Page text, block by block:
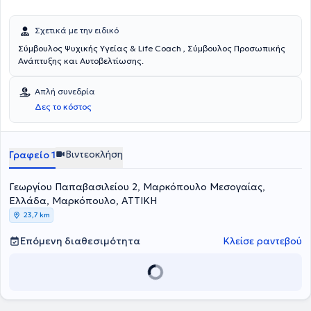
Σχετικά με την ειδικό
Σύμβουλος Ψυχικής Υγείας & Life Coach , Σύμβουλος Προσωπικής
Ανάπτυξης και Αυτοβελτίωσης.
Απλή συνεδρία
Δες το κόστος
Γραφείο 1 Βιντεοκλήση
Γεωργίου Παπαβασιλείου 2, Μαρκόπουλο Μεσογαίας,
Ελλάδα, Μαρκόπουλο, ΑΤΤΙΚΗ
23,7 km
Επόμενη διαθεσιμότητα Κλείσε ραντεβού